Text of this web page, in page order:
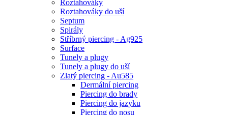
Roztahováky
Roztahováky do uší
Septum
Spirály
Stříbrný piercing - Ag925
Surface
Tunely a plugy
Tunely a plugy do uší
Zlatý piercing - Au585
Dermální piercing
Piercing do brady
Piercing do jazyku
Piercing do nosu